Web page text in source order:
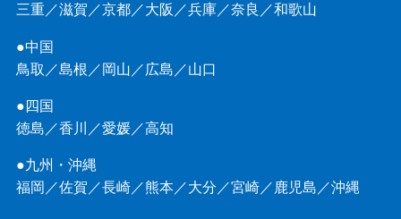
三重／滋賀 ／京都／大阪 ／兵庫／奈良 ／和歌山
●中国
鳥取 ／島根 ／岡山 ／ 広島 ／山口
●四国
徳島 ／香川 ／愛媛／高知
●九州・沖縄
福岡 ／佐賀 ／長崎／熊本／大分 ／宮崎／ 鹿児島 ／沖縄